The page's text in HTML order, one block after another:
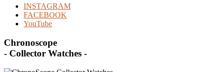
INSTAGRAM
FACEBOOK
YouTube
Chronoscope
- Collector Watches -